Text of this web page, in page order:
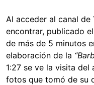
Al acceder al canal de
encontrar, publicado
de más de 5 minutos
elaboración de la
1:27 se ve la visita
fotos que tomó de su